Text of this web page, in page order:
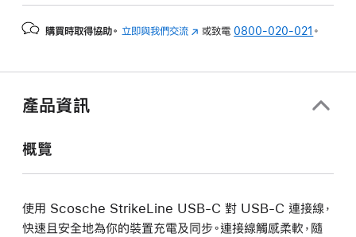
購買時取得協助。 立即與我們交流 (以 或致電 0800-020-021 。
產品資訊
概覽
使用 Scosche StrikeLine USB-C 對 USB-C 連接線，
快速且安全地為你的裝置充電及同步。連接線觸感柔軟，隨